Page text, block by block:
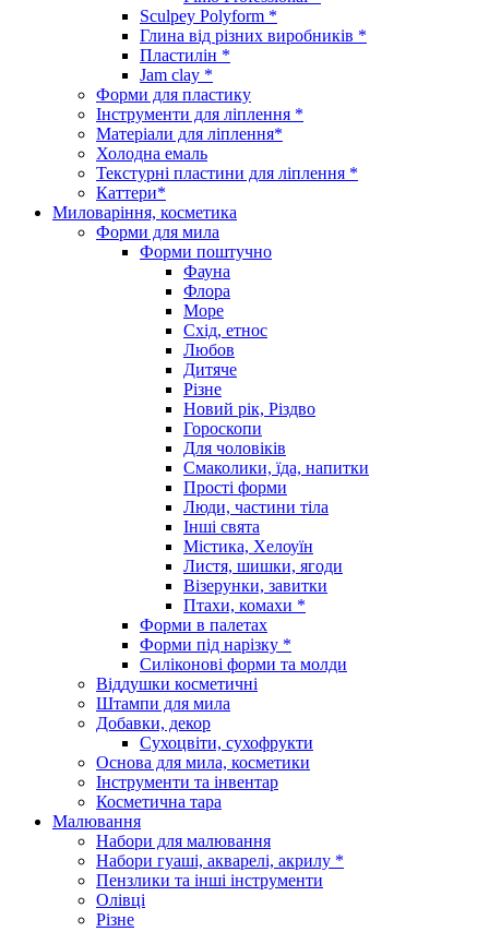
Sculpey Polyform *
Глина від різних виробників *
Пластилін *
Jam clay *
Форми для пластику
Інструменти для ліплення *
Матеріали для ліплення*
Холодна емаль
Текстурні пластини для ліплення *
Каттери*
Миловаріння, косметика
Форми для мила
Форми поштучно
Фауна
Флора
Море
Схід, етнос
Любов
Дитяче
Різне
Новий рік, Різдво
Гороскопи
Для чоловіків
Смаколики, їда, напитки
Прості форми
Люди, частини тіла
Інші свята
Містика, Хелоуїн
Листя, шишки, ягоди
Візерунки, завитки
Птахи, комахи *
Форми в палетах
Форми під нарізку *
Силіконові форми та молди
Віддушки косметичні
Штампи для мила
Добавки, декор
Сухоцвіти, сухофрукти
Основа для мила, косметики
Інструменти та інвентар
Косметична тара
Малювання
Набори для малювання
Набори гуаші, акварелі, акрилу *
Пензлики та інші інструменти
Олівці
Різне